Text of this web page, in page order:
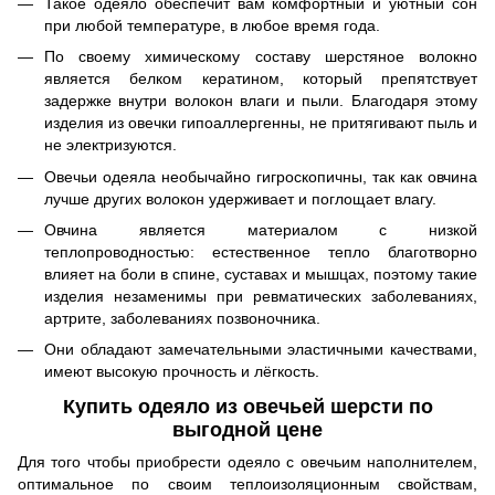
при любой температуре, в любое время года.
По своему химическому составу шерстяное волокно
является белком кератином, который препятствует
задержке внутри волокон влаги и пыли. Благодаря этому
изделия из овечки гипоаллергенны, не притягивают пыль и
не электризуются.
Овечьи одеяла необычайно гигроскопичны, так как овчина
лучше других волокон удерживает и поглощает влагу.
Овчина является материалом с низкой
теплопроводностью: естественное тепло благотворно
влияет на боли в спине, суставах и мышцах, поэтому такие
изделия незаменимы при ревматических заболеваниях,
артрите, заболеваниях позвоночника.
Они обладают замечательными эластичными качествами,
имеют высокую прочность и лёгкость.
Купить одеяло из овечьей шерсти по
выгодной цене
Для того чтобы приобрести одеяло с овечьим наполнителем,
оптимальное по своим теплоизоляционным свойствам,